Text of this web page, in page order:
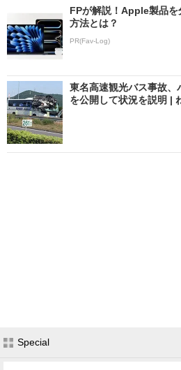
FPが解説！Apple製品を
方法とは？
PR(Fav-Log)
東名高速観光バス事故、
を公開して状況を説明 |
Special